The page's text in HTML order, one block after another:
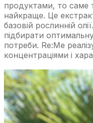
продуктами, то саме
найкраще. Це
базовій рослинній
підбирати
потреби. Re:Me
концентраціями і